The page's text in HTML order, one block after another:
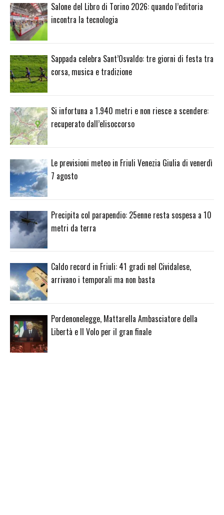
Salone del Libro di Torino 2026: quando l’editoria
incontra la tecnologia
Sappada celebra Sant’Osvaldo: tre giorni di festa tra
corsa, musica e tradizione
Si infortuna a 1.940 metri e non riesce a scendere:
recuperato dall’elisoccorso
Le previsioni meteo in Friuli Venezia Giulia di venerdì
7 agosto
Precipita col parapendio: 25enne resta sospesa a 10
metri da terra
Caldo record in Friuli: 41 gradi nel Cividalese,
arrivano i temporali ma non basta
Pordenonelegge, Mattarella Ambasciatore della
Libertà e Il Volo per il gran finale